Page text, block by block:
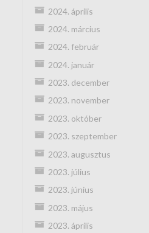
2024. április
2024. március
2024. február
2024. január
2023. december
2023. november
2023. október
2023. szeptember
2023. augusztus
2023. július
2023. június
2023. május
2023. április